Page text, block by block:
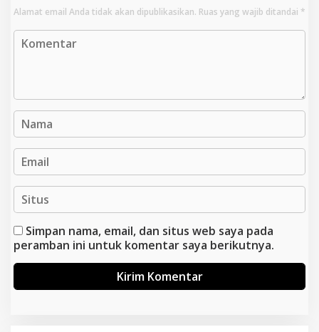
Alamat email Anda tidak akan dipublikasikan. Ruas yang wajib ditandai *
Simpan nama, email, dan situs web saya pada
peramban ini untuk komentar saya berikutnya.